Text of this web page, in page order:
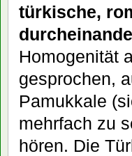
türkische,
Homogenität
gesprochen,
Pamukkale
mehrfach zu
hören. Die